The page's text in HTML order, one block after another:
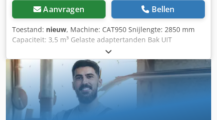
Aanvragen Bellen
Toestand: nieuw, Machine: CAT950 Snijlengte: 2850 mm
Capaciteit: 3,5 m³ Gelaste adaptertanden Bak UIT
VOORRAAD Csdpfjxf H Ebex Ammsha